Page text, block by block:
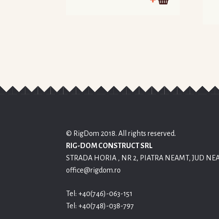
© RigDom 2018. All rights reserved.
RIG-DOM CONSTRUCT SRL
STRADA HORIA , NR 2, PIATRA NEAMT, JUD
office@rigdom.ro
Tel: +40(746)-063-151
Tel: +40(748)-038-797